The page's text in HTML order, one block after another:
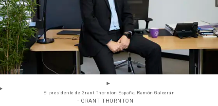
El presidente de Grant Thornton España, Ramón Galcerán
- GRANT THORNTON